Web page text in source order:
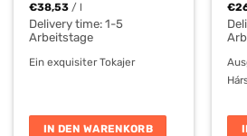
€38,53 / l
Delivery time:1-5
Arbeitstage
Ein exquisiter Tokajer
IN DEN WARENKORB
€